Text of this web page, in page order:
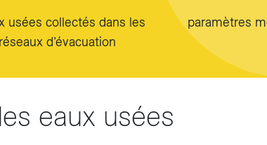
usées collectés dans les
réseaux d’évacuation
paramètres
eaux usées